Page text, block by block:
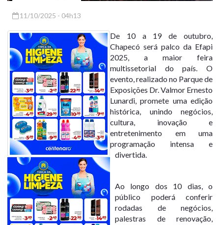
11/10/2025 - 04h13
De 10 a 19 de outubro,
Chapecó será palco da Efapi
2025, a maior feira
multissetorial do país. O
evento, realizado no Parque de
Exposições Dr. Valmor Ernesto
Lunardi, promete uma edição
histórica, unindo negócios,
cultura, inovação e
entretenimento em uma
programação intensa e
divertida.
Ao longo dos 10 dias, o
público poderá conferir
rodadas de negócios,
palestras de renovação,